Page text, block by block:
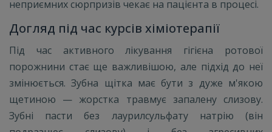
неприємних сюрпризів чекає на пацієнта в процесі.
Догляд під час курсів хіміотерапії
Під час активного лікування гігієна ротової
порожнини стає ще важливішою, але підхід до неї
змінюється. Зубна щітка має бути з дуже м'якою
щетиною — жорстка травмує запалену слизову.
Зубні пасти без лаурилсульфату натрію (він